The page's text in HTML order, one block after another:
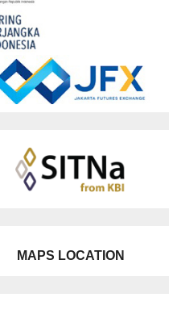
MAPS LOCATION